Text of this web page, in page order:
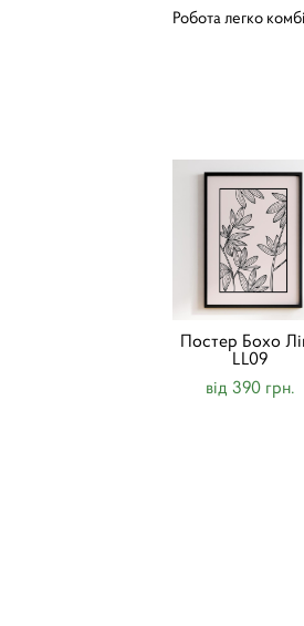
Робота легко
Постер Бохо
LL09
від 390 грн.